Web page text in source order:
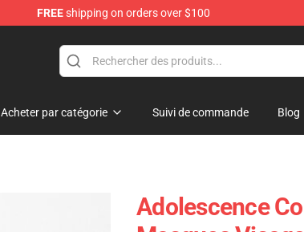
FREEshipping on orders over $100
Acheter par catégorie Suivi de commande Blog
Adolescence